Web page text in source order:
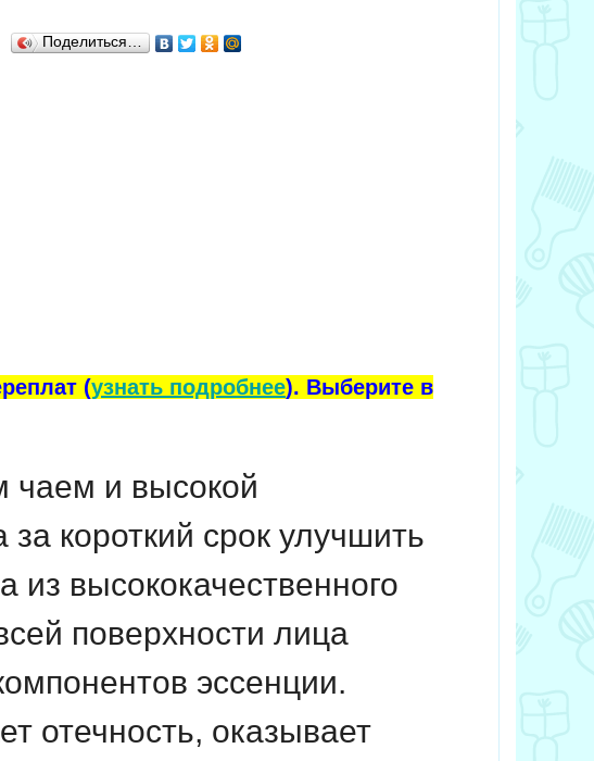
Поделиться…
(узнать подробнее). Выберите в
чаем и высокой
короткий срок улучшить
из высококачественного
поверхности лица
эссенции.
отечность, оказывает